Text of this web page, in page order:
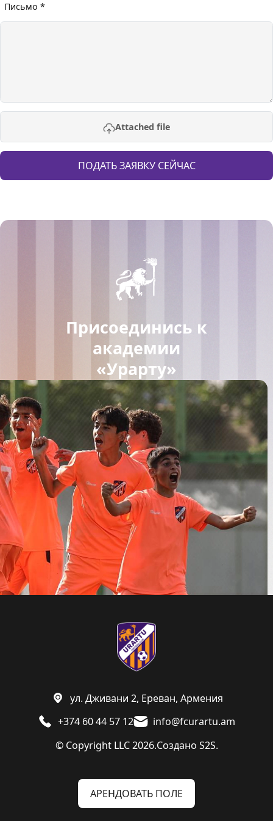
Письмо *
Attached file
ПОДАТЬ ЗАЯВКУ СЕЙЧАС
Присоединись к
академии
«Урарту»
© Copyright LLC 2026.Создано S2S.
+374 60 44 57 12 info@fcurartu.am
ул. Дживани 2, Ереван, Армения
АРЕНДОВАТЬ ПОЛЕ